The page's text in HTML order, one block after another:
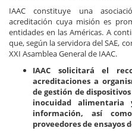
IAAC constituye una
acreditación cuya misión es
entidades en las Américas. A
que, según la servidora del SAE,
XXI Asamblea General de IAAC.
IAAC solicitará el
acreditaciones a
de gestión de
inocuidad
información, así
proveedores de ensayos